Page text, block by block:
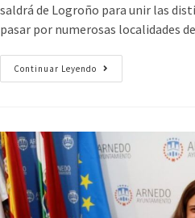
saldrá de Logroño para unir las
pasar por numerosas localidades
Continuar Leyendo